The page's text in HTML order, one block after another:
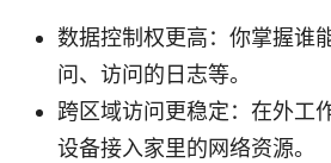
数据控制权更高：你掌握谁
问、访问的日志等。
跨区域访问更稳定：在外工
设备接入家里的网络资源。